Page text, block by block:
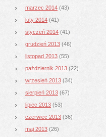
marzec 2014 (43)
luty 2014 (41)
styczeń 2014 (41)
grudzień 2013 (46)
listopad 2013 (55)
październik 2013 (22)
wrzesień 2013 (34)
sierpień 2013 (67)
lipiec 2013 (53)
czerwiec 2013 (36)
maj 2013 (26)